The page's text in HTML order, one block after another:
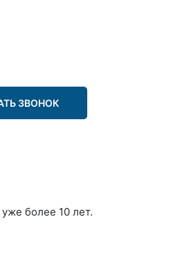
ЗВОНОК
более 10 лет.